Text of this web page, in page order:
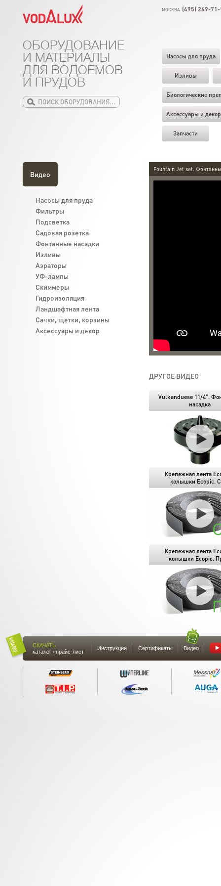
МОСКВА (495) 269-
Насосы для пруда
Изливы
Биологические
Аксессуары и декор
Запчасти
ОБОРУДОВАНИЕ
И МАТЕРИАЛЫ
ДЛЯ ВОДОЕМОВ
И ПРУДОВ
Fountain Jet set.
ДРУГОЕ ВИДЕО
Vulkanduese 11/4".
насадка
Крепежная лента
колышки Ecopic.
Крепежная лента
колышки Ecopic.
Видео
Насосы для пруда
Фильтры
Подсветка
Садовая розетка
Фонтанные насадки
Изливы
Аэраторы
УФ-лампы
Скиммеры
Гидроизоляция
Ландшафтная лента
Cачки, щетки, корзины
Аксессуары и декор
СКАЧАТЬ
каталог / прайс-лист
Инструкции Сертификаты Видео